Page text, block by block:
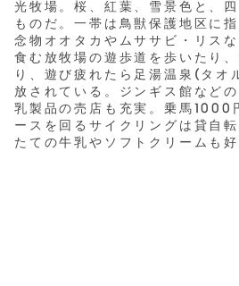
光牧場。桜、紅葉、雪景色と、
ものだ。一帯は鳥獣保護地区に
念物オオタカやムササビ・リス
食む放牧場の遊歩道を歩いたり
り、遊び疲れたら足湯温泉(タオ
放されている。ジンギス館など
乳製品の売店も充実。乗馬1000
ースを回るサイクリングは貸自
たての牛乳やソフトクリームも好